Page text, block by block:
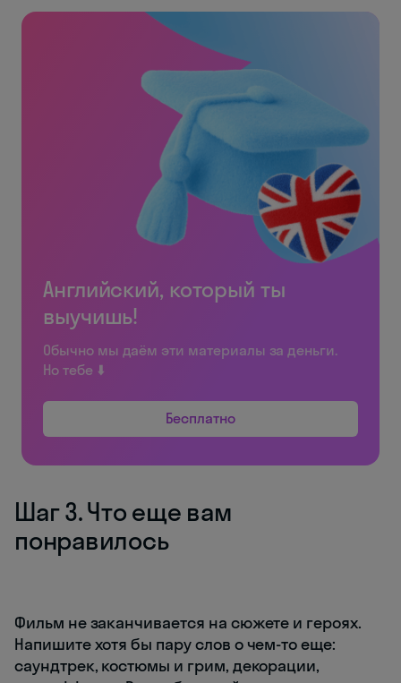
Английский, который ты
выучишь!
Обычно мы даём эти материалы за деньги.
Но тебе ⬇️
Бесплатно
Шаг 3. Что еще вам
понравилось
Фильм не заканчивается на сюжете и героях.
Напишите хотя бы пару слов о чем-то еще:
саундтрек, костюмы и грим, декорации,